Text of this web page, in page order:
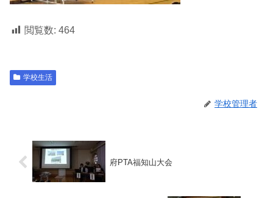
閲覧数: 464
学校生活
学校管理者
府PTA福知山大会